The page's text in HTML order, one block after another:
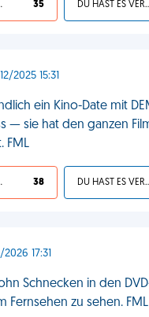
SCHEISSE 35 DU HAST
2025 15:31
ein Kino-Date mit
— sie hat den ganzen
FML
SCHEISSE 38 DU HAST
17:31
Schnecken in den
Fernsehen zu sehen. FML